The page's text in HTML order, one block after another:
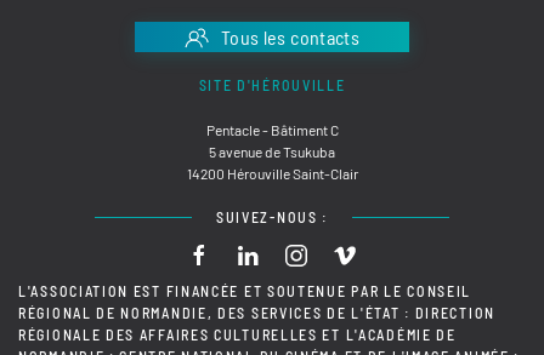
Tous les contacts
SITE D'HÉROUVILLE
Pentacle - Bâtiment C
5 avenue de Tsukuba
14200 Hérouville Saint-Clair
SUIVEZ-NOUS :
L'ASSOCIATION EST FINANCÉE ET SOUTENUE PAR LE CONSEIL
RÉGIONAL DE NORMANDIE, DES SERVICES DE L'ÉTAT : DIRECTION
RÉGIONALE DES AFFAIRES CULTURELLES ET L'ACADÉMIE DE